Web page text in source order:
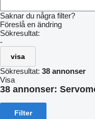
Saknar du några filter?
Föreslå en ändring
Sökresultat:
-
visa
Sökresultat: 38 annonser
Visa
38 annonser:
Filter